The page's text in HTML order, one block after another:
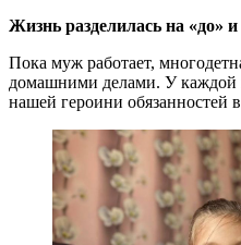
Жизнь разделилась на «до» и
Пока муж работает,
домашними делами. У каждой
нашей героини обязанностей